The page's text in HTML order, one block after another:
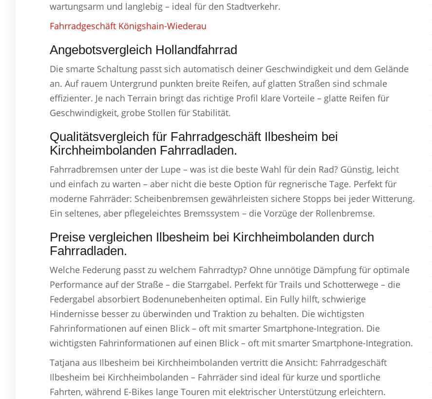
wartungsarm und langlebig – ideal für den Stadtverkehr.
Fahrradgeschäft Königshain-Wiederau
Angebotsvergleich Hollandfahrrad
Die smarte Schaltung passt sich automatisch deiner Geschwindigkeit und dem Gelände
an. Auf rauem Untergrund punkten breite Reifen, auf glatten Straßen sind schmale
effizienter. Je nach Terrain bringt das richtige Profil klare Vorteile – glatte Reifen für
Geschwindigkeit, grobe Stollen für Stabilität.
Qualitätsvergleich für Fahrradgeschäft Ilbesheim bei
Kirchheimbolanden Fahrradladen.
Fahrradbremsen unter der Lupe – was ist die beste Wahl für dein Rad? Günstig, leicht
und einfach zu warten – aber nicht die beste Option für regnerische Tage. Perfekt für
moderne Fahrräder: Scheibenbremsen gewährleisten sichere Stopps bei jeder Witterung.
Ein seltenes, aber pflegeleichtes Bremssystem – die Vorzüge der Rollenbremse.
Preise vergleichen Ilbesheim bei Kirchheimbolanden durch
Fahrradladen.
Welche Federung passt zu welchem Fahrradtyp? Ohne unnötige Dämpfung für optimale
Performance auf der Straße – die Starrgabel. Perfekt für Trails und Schotterwege – die
Federgabel absorbiert Bodenunebenheiten optimal. Ein Fully hilft, schwierige
Hindernisse besser zu überwinden und Traktion zu behalten. Die wichtigsten
Fahrinformationen auf einen Blick – oft mit smarter Smartphone-Integration. Die
wichtigsten Fahrinformationen auf einen Blick – oft mit smarter Smartphone-Integration.
Tatjana aus Ilbesheim bei Kirchheimbolanden vertritt die Ansicht: Fahrradgeschäft
Ilbesheim bei Kirchheimbolanden – Fahrräder sind ideal für kurze und sportliche
Fahrten, während E-Bikes lange Touren mit elektrischer Unterstützung erleichtern.